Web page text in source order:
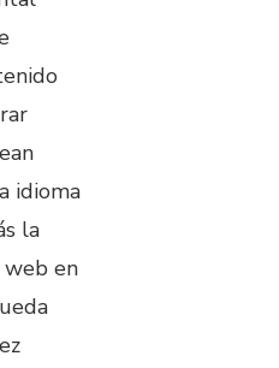
idioma
la
en